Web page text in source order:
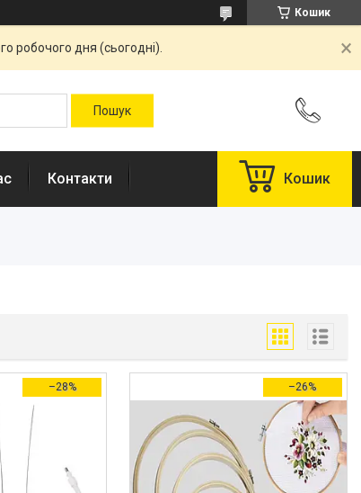
Кошик
робочого дня (сьогодні).
Контакти Кошик
–28% –26%